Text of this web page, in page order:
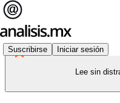
Suscribirse Iniciar sesión
Lee sin